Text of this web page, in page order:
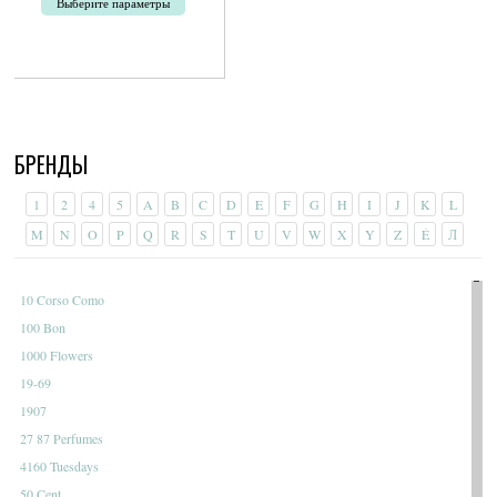
имеет
можно
выбрать
странице
товара.
БРЕНДЫ
1 2 4 5 A B C D E F G H I J K
L
M
N O P Q R S T U V W X Y Z É Л
10 Corso Como
100 Bon
1000 Flowers
19-69
1907
27 87 Perfumes
4160 Tuesdays
50 Cent